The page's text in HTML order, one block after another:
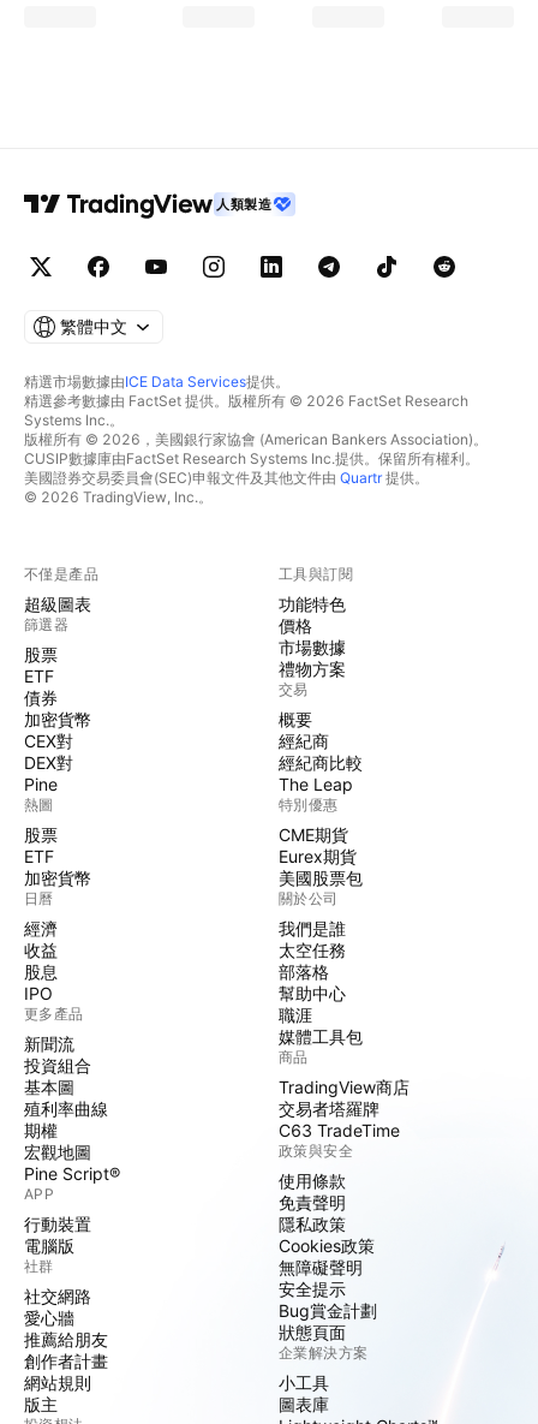
人類製造
繁體中文
精選市場數據由ICE Data Services提供。
精選參考數據由 FactSet 提供。版權所有 © 2026 FactSet Research
Systems Inc.。
版權所有 © 2026，美國銀行家協會 (American Bankers Association)。
CUSIP數據庫由FactSet Research Systems Inc.提供。保留所有權利。
美國證券交易委員會(SEC)申報文件及其他文件由 Quartr提供。
© 2026 TradingView, Inc.。
不僅是產品
超級圖表
篩選器
股票
ETF
債券
加密貨幣
CEX對
DEX對
Pine
熱圖
股票
ETF
加密貨幣
日曆
經濟
收益
股息
IPO
更多產品
新聞流
投資組合
基本圖
殖利率曲線
期權
宏觀地圖
Pine Script®
APP
行動裝置
電腦版
社群
社交網路
愛心牆
推薦給朋友
創作者計畫
網站規則
版主
工具與訂閱
功能特色
價格
市場數據
禮物方案
交易
概要
經紀商
經紀商比較
The Leap
特別優惠
CME期貨
Eurex期貨
美國股票包
關於公司
我們是誰
太空任務
部落格
幫助中心
職涯
媒體工具包
商品
TradingView商店
交易者塔羅牌
C63 TradeTime
政策與安全
使用條款
免責聲明
隱私政策
Cookies政策
無障礙聲明
安全提示
Bug賞金計劃
狀態頁面
企業解決方案
小工具
圖表庫